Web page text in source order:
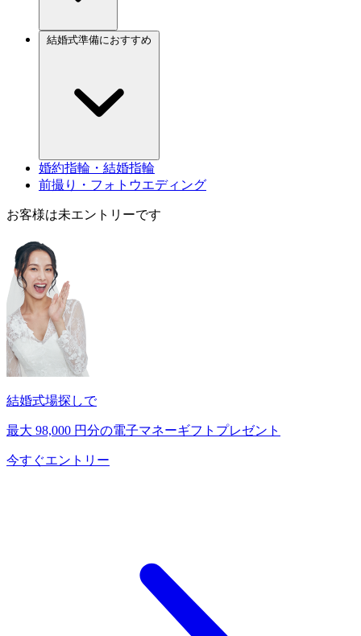
婚約指輪・結婚指輪
前撮り・フォトウエディング
お客様は未エントリーです
結婚式場探しで
最大 98,000 円分の電子マネーギフトプレゼント
今すぐエントリー